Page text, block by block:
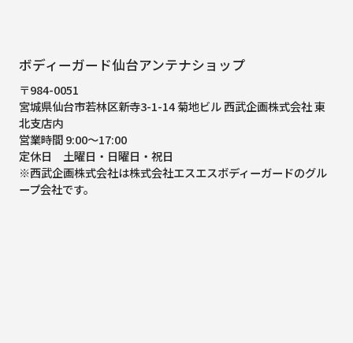
ボディーガード仙台アンテナショップ
〒984-0051
宮城県仙台市若林区新寺3-1-14 菊地ビル 西武企画株式会社 東
北支店内
営業時間 9:00～17:00
定休日 土曜日・日曜日・祝日
※西武企画株式会社は株式会社エスエスボディーガードのグル
ープ会社です。